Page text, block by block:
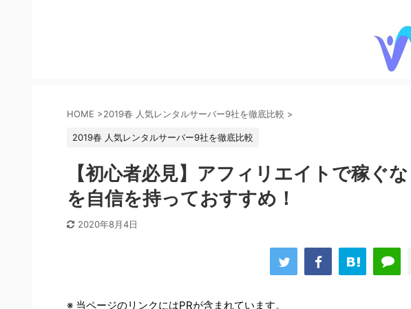
HOME >2019春 人気レンタルサーバー9社を徹底比較 >
2019春 人気レンタルサーバー9社を徹底比較
【初心者必見】アフィリエイトで稼ぐ
を自信を持っておすすめ！
2020年8月4日
※ 当ページのリンクにはPRが含まれています。